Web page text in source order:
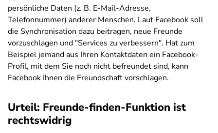
persönliche Daten (z. B. E-Mail-Adresse,
Telefonnummer) anderer Menschen. Laut Facebook soll
die Synchronisation dazu beitragen, neue Freunde
vorzuschlagen und "Services zu verbessern". Hat zum
Beispiel jemand aus Ihren Kontaktdaten ein Facebook-
Profil, mit dem Sie noch nicht befreundet sind, kann
Facebook Ihnen die Freundschaft vorschlagen.
Urteil: Freunde-finden-Funktion ist
rechtswidrig